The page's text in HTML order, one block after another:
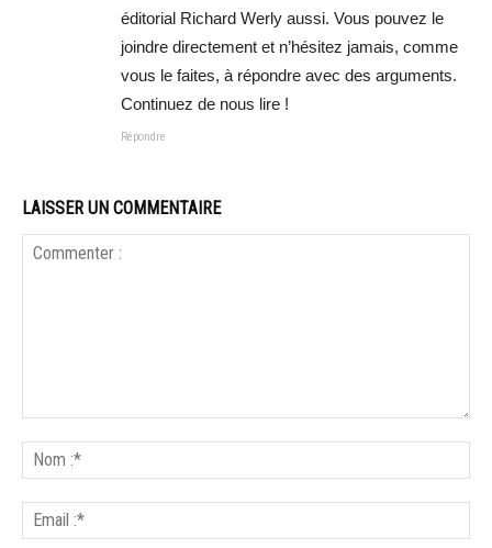
éditorial Richard Werly aussi. Vous pouvez le
joindre directement et n’hésitez jamais, comme
vous le faites, à répondre avec des arguments.
Continuez de nous lire !
Répondre
LAISSER UN COMMENTAIRE